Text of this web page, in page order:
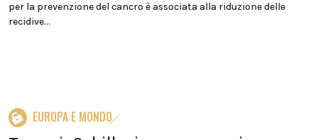
per la prevenzione del cancro è associata alla riduzione delle
recidive...
EUROPA E MONDO